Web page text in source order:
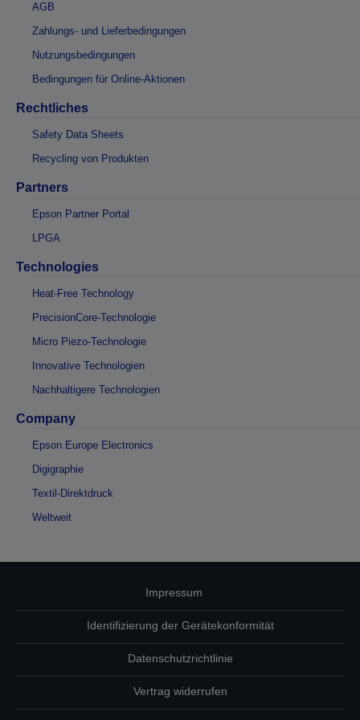
AGB
Zahlungs- und Lieferbedingungen
Nutzungsbedingungen
Bedingungen für Online-Aktionen
Rechtliches
Safety Data Sheets
Recycling von Produkten
Partners
Epson Partner Portal
LPGA
Technologies
Heat-Free Technology
PrecisionCore-Technologie
Micro Piezo-Technologie
Innovative Technologien
Nachhaltigere Technologien
Company
Epson Europe Electronics
Digigraphie
Textil-Direktdruck
Weltweit
Impressum
Identifizierung der Gerätekonformität
Datenschutzrichtlinie
Vertrag widerrufen